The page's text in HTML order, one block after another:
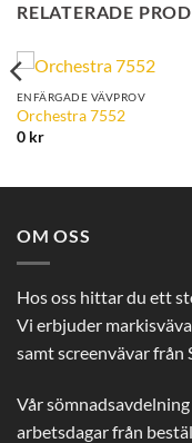
RELATERADE
ENFÄRGADE VÄVPROV
Orchestra 7552
0 kr
OM OSS
Hos oss hittar du ett
Vi erbjuder
samt screenvävar från
Vår
arbetsdagar från